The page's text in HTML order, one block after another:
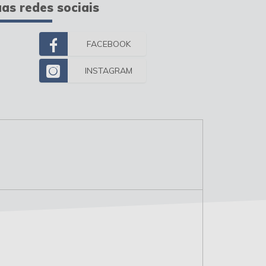
redes sociais
FACEBOOK
INSTAGRAM